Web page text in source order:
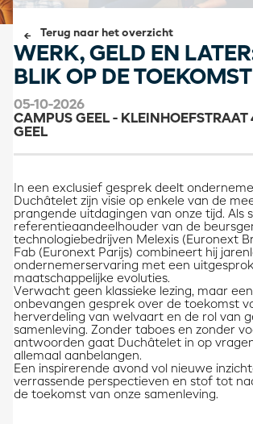
Terug naar het overzicht
WERK, GELD EN
BLIK OP DE TOEKOMST
05-10-2026
CAMPUS GEEL - KLEINHOEFSTRAAT
GEEL
In een exclusief gesprek deelt
Duchâtelet zijn visie op enkele van de
prangende uitdagingen van onze tijd. Als
referentieaandeelhouder van de
technologiebedrijven Melexis (Euronext
Fab (Euronext Parijs) combineert hij
ondernemerservaring met een
maatschappelijke evoluties.
Verwacht geen klassieke lezing, maar
onbevangen gesprek over de toekomst
herverdeling van welvaart en de rol van
samenleving. Zonder taboes en zonder
antwoorden gaat Duchâtelet in op
allemaal aanbelangen.
Een inspirerende avond vol nieuwe
verrassende perspectieven en stof tot
de toekomst van onze samenleving.